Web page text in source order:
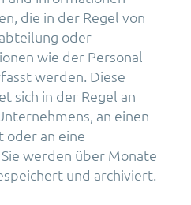
die in der Regel von
oder
wie der Personal-
werden. Diese
sich in der Regel an
an einen
an eine
werden über Monate
und archiviert.